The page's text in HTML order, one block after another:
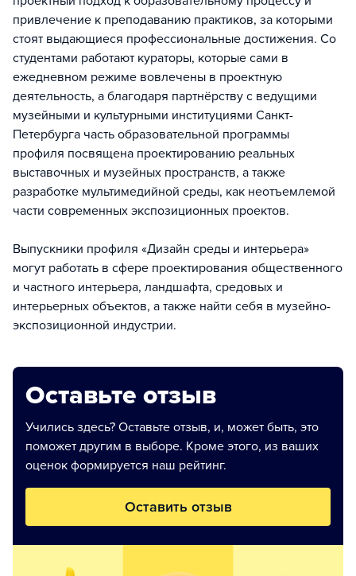
привлечение к преподаванию практиков, за которыми
стоят выдающиеся профессиональные достижения. Со
студентами работают кураторы, которые сами в
ежедневном режиме вовлечены в проектную
деятельность, а благодаря партнёрству с ведущими
музейными и культурными институциями Санкт-
Петербурга часть образовательной программы
профиля посвящена проектированию реальных
выставочных и музейных пространств, а также
разработке мультимедийной среды, как неотъемлемой
части современных экспозиционных проектов.
Выпускники профиля «Дизайн среды и интерьера»
могут работать в сфере проектирования общественного
и частного интерьера, ландшафта, средовых и
интерьерных объектов, а также найти себя в музейно-
экспозиционной индустрии.
Оставьте отзыв
Учились здесь? Оставьте отзыв, и, может быть, это
поможет другим в выборе. Кроме этого, из ваших
оценок формируется наш рейтинг.
Оставить отзыв